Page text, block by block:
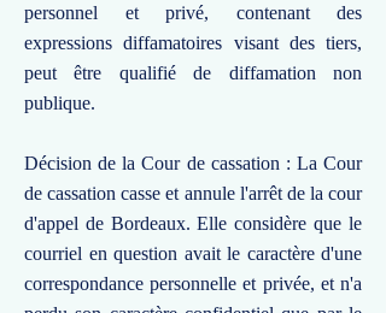
personnel et privé, contenant des
expressions diffamatoires visant des tiers,
peut être qualifié de diffamation non
publique.
Décision de la Cour de cassation : La Cour
de cassation casse et annule l'arrêt de la cour
d'appel de Bordeaux. Elle considère que le
courriel en question avait le caractère d'une
correspondance personnelle et privée, et n'a